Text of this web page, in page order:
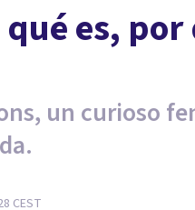
es, por
un curioso
CEST